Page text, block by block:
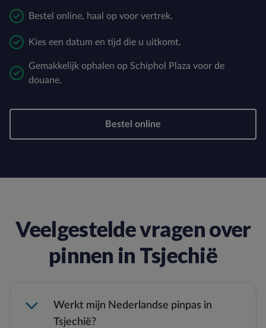
Bestel online, haal op voor vertrek.
Kies een datum en tijd die u uitkomt.
Gemakkelijk ophalen op Schiphol Plaza voor de
douane.
Bestel online
Veelgestelde vragen over
pinnen in Tsjechië
Werkt mijn Nederlandse pinpas in
Tsjechië?